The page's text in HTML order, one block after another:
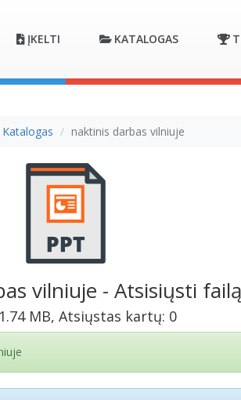
ĮKELTI KATALOGAS
Katalogas naktinis darbas vilniuje
vilniuje - Atsisiųsti
MB, Atsiųstas kartų: 0